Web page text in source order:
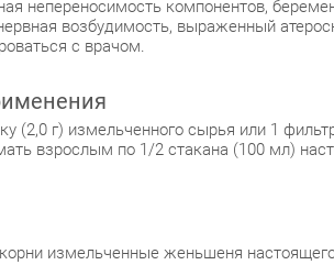
непереносимость компонентов,
возбудимость, выраженный
с врачом.
(2,0 г) измельченного сырья или 1
взрослым по 1/2 стакана (100 мл)
измельченные женьшеня